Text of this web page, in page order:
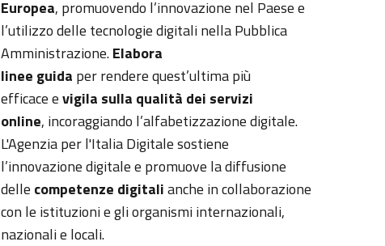
Europea, promuovendo l’innovazione nel Paese e
l’utilizzo delle tecnologie digitali nella Pubblica
Amministrazione.Elabora
linee guida per rendere quest’ultima più
efficace evigila sulla qualità dei servizi
online, incoraggiando l’alfabetizzazione digitale.
L'Agenzia per l'Italia Digitale sostiene
l’innovazione digitale e promuove la diffusione
delle competenze digitalianche in collaborazione
con le istituzioni e gli organismi internazionali,
nazionali e locali.